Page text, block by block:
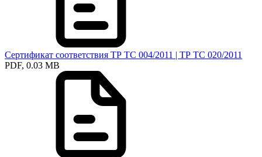
Сертификат соответствия ТР ТС 004/2011 | ТР ТС 020/2011
PDF, 0.03 MB